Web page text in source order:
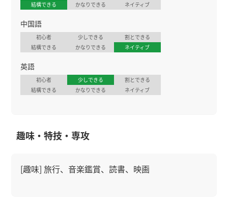
結構できる
かなりできる ネイティブ
中国語
初心者 少しできる
割とできる
結構できる
かなりできる ネイティブ
英語
初心者 少しできる
割とできる
結構できる
かなりできる ネイティブ
趣味・特技・専攻
[趣味] 旅行、音楽鑑賞、読書、映画